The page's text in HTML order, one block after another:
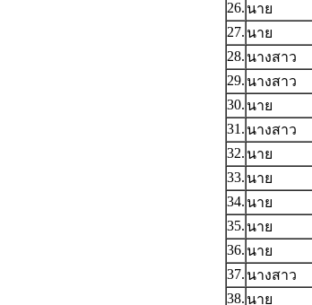
26. นาย
27. นาย
28. นางสาว
29. นางสาว
30. นาย
31. นางสาว
32. นาย
33. นาย
34. นาย
35. นาย
36. นาย
37. นางสาว
38. นาย